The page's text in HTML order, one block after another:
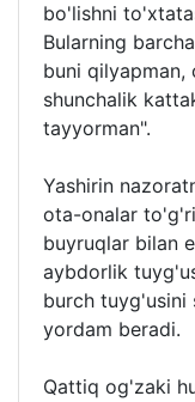
bo'lishni
Bularning
buni
shunchalik
tayyorman".
Yashirin
ota-onalar
buyruqlar bilan
aybdorlik
burch tuyg'usini
yordam beradi.
Qattiq og'zaki